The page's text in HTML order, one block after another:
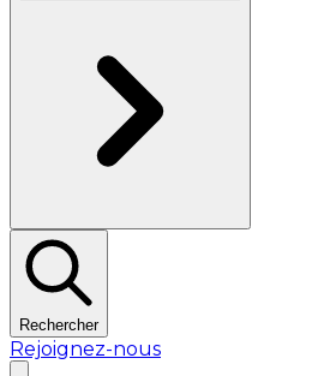
Rechercher
Rejoignez-nous